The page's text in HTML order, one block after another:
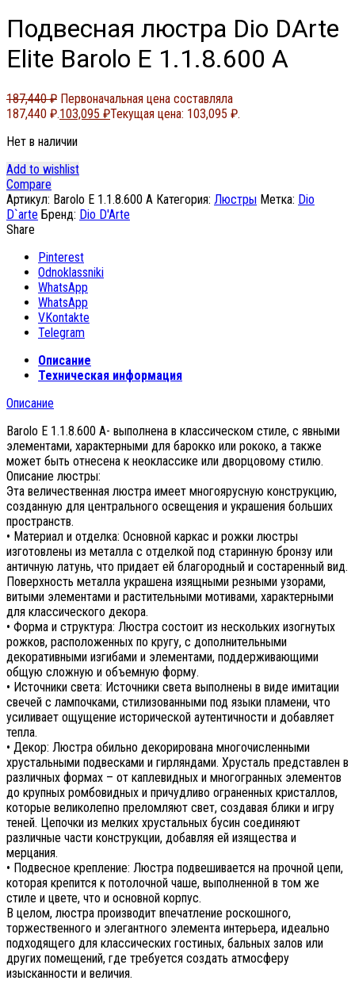
Подвесная люстра Dio DArte
Elite Barolo E 1.1.8.600 A
187,440₽ Первоначальная цена составляла
187,440 ₽.103,095 ₽Текущая цена: 103,095 ₽.
Нет в наличии
Add to wishlist
Compare
Артикул: Barolo E 1.1.8.600 A Категория: Люстры Метка: Dio
D`arte Бренд: Dio D'Arte
Share
Pinterest
Odnoklassniki
WhatsApp
WhatsApp
VKontakte
Telegram
Описание
Техническая информация
Описание
Barolo E 1.1.8.600 A- выполнена в классическом стиле, с явными
элементами, характерными для барокко или рококо, а также
может быть отнесена к неоклассике или дворцовому стилю.
Описание люстры:
Эта величественная люстра имеет многоярусную конструкцию,
созданную для центрального освещения и украшения больших
пространств.
• Материал и отделка: Основной каркас и рожки люстры
изготовлены из металла с отделкой под старинную бронзу или
античную латунь, что придает ей благородный и состаренный вид.
Поверхность металла украшена изящными резными узорами,
витыми элементами и растительными мотивами, характерными
для классического декора.
• Форма и структура: Люстра состоит из нескольких изогнутых
рожков, расположенных по кругу, с дополнительными
декоративными изгибами и элементами, поддерживающими
общую сложную и объемную форму.
• Источники света: Источники света выполнены в виде имитации
свечей с лампочками, стилизованными под языки пламени, что
усиливает ощущение исторической аутентичности и добавляет
тепла.
• Декор: Люстра обильно декорирована многочисленными
хрустальными подвесками и гирляндами. Хрусталь представлен в
различных формах – от каплевидных и многогранных элементов
до крупных ромбовидных и причудливо ограненных кристаллов,
которые великолепно преломляют свет, создавая блики и игру
теней. Цепочки из мелких хрустальных бусин соединяют
различные части конструкции, добавляя ей изящества и
мерцания.
• Подвесное крепление: Люстра подвешивается на прочной цепи,
которая крепится к потолочной чаше, выполненной в том же
стиле и цвете, что и основной корпус.
В целом, люстра производит впечатление роскошного,
торжественного и элегантного элемента интерьера, идеально
подходящего для классических гостиных, бальных залов или
других помещений, где требуется создать атмосферу
изысканности и величия.